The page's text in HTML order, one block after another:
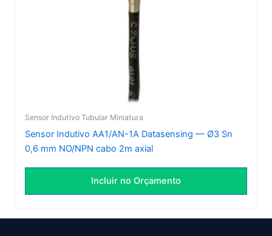
Sensor Indutivo Tubular Miniatura
Sensor Indutivo AA1/AN-1A Datasensing — Ø3 Sn
0,6 mm NO/NPN cabo 2m axial
Incluir no Orçamento